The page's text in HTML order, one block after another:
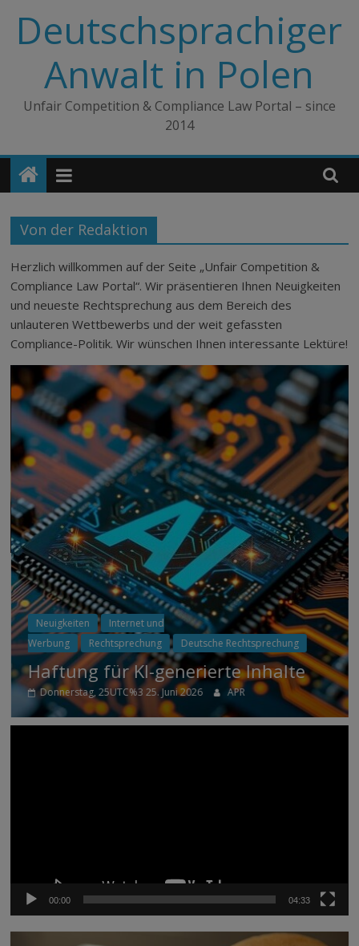
springen
Deutschsprachiger
Anwalt in Polen
Unfair Competition & Compliance Law Portal – since
2014
Von der Redaktion
Herzlich willkommen auf der Seite „Unfair Competition &
Compliance Law Portal“. Wir präsentieren Ihnen Neuigkeiten
und neueste Rechtsprechung aus dem Bereich des
unlauteren Wettbewerbs und der weit gefassten
Compliance-Politik. Wir wünschen Ihnen interessante Lektüre!
Neuigkeiten
Internet und
Werbung
Rechtsprechung Deutsche Rechtsprechung
Haftung für KI-generierte Inhalte
Donnerstag, 25UTC%3 25. Juni 2026 APR
00:00 04:33